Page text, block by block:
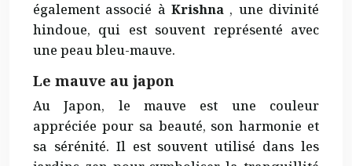
également associé à Krishna , une divinité
hindoue, qui est souvent représenté avec
une peau bleu-mauve.
Le mauve au japon
Au Japon, le mauve est une couleur
appréciée pour sa beauté, son harmonie et
sa sérénité. Il est souvent utilisé dans les